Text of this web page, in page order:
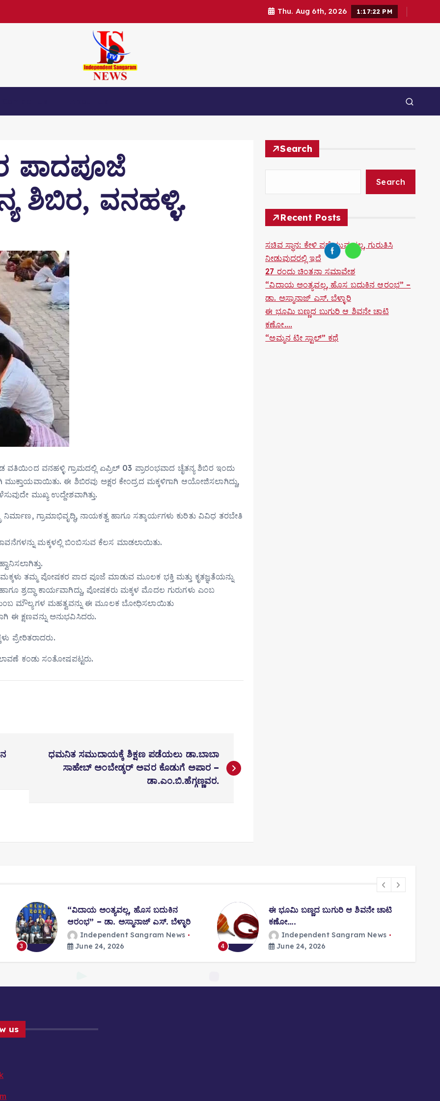
Thu. Aug 6th, 2026 1:17:23 PM
ಪಾದಪೂಜೆ
ಶಿಬಿರ, ವನಹಳ್ಳಿ.
ವನಹಳ್ಳಿ ಗ್ರಾಮದಲ್ಲಿ ಏಪ್ರಿಲ್‍ 03 ಪ್ರಾರಂಭವಾದ ಚೈತನ್ಯ ಶಿಬಿರ ಇಂದು
ಈ ಶಿಬಿರವು ಅಕ್ಷರ ಕೇಂದ್ರದ ಮಕ್ಕಳಿಗಾಗಿ ಆಯೋಜಿಸಲಾಗಿದ್ದು,
ಮುಖ್ಯ ಉದ್ದೇಶವಾಗಿತ್ತು.
ಗ್ರಾಮಾಭಿವೃದ್ಧಿ, ನಾಯಕತ್ವ ಹಾಗೂ ಸತ್ಕಾರ್ಯಗಳು ಕುರಿತು ವಿವಿಧ ತರಬೇತಿ
ಮಕ್ಕಳಲ್ಲಿ ಬಿಂಬಿಸುವ ಕೆಲಸ ಮಾಡಲಾಯಿತು.
ತಮ್ಮ ಪೋಷಕರ ಪಾದ ಪೂಜೆ ಮಾಡುವ ಮೂಲಕ ಭಕ್ತಿ ಮತ್ತು ಕೃತಜ್ಞತೆಯನ್ನು
ಶ್ರದ್ಧಾ ಕಾರ್ಯವಾಗಿದ್ದು, ಪೋಷಕರು ಮಕ್ಕಳ ಮೊದಲ ಗುರುಗಳು ಎಂಬ
ಮೌಲ್ಯಗಳ ಮಹತ್ವವನ್ನು ಈ ಮೂಲಕ ಬೋಧಿಸಲಾಯಿತು
ಈ ಕ್ಷಣವನ್ನು ಅನುಭವಿಸಿದರು.
ಪ್ರೇರಿತರಾದರು.
ಕಂಡು ಸಂತೋಷಪಟ್ಟರು.
ಧಮನಿತ ಸಮುದಾಯಕ್ಕೆ ಶಿಕ್ಷಣ ಪಡೆಯಲು ಡಾ.ಬಾಬಾ
ಸಾಹೇಬ್ ಅಂಬೇಡ್ಕರ್ ಅವರ ಕೊಡುಗೆ ಅಪಾರ –
ಡಾ.ಎಂ.ಬಿ.ಹೆಗ್ಗಣ್ಣವರ.
Search
Search
Recent Posts
ಸಚಿವ ಸ್ಥಾನ: ಕೇಳಿ ಪಡೆಯುವುದಲ್ಲ, ಗುರುತಿಸಿ
ನೀಡುವುದರಲ್ಲಿ ಇದೆ
27 ರಂದು ಚಿಂತನಾ ಸಮಾವೇಶ
“ವಿದಾಯ ಅಂತ್ಯವಲ್ಲ, ಹೊಸ ಬದುಕಿನ ಆರಂಭ” –
ಡಾ. ಅಸ್ಮಾನಾಜ್ ಎಸ್. ಬೆಳ್ಳಾರಿ
ಈ ಭೂಮಿ ಬಣ್ಣದ ಬುಗುರಿ ಆ ಶಿವನೇ ಚಾಟಿ
ಕಣೋ….
“ಅಮ್ಮನ ಟೀ ಸ್ಟಾಲ್” ಕಥೆ
3
“ವಿದಾಯ ಅಂತ್ಯವಲ್ಲ, ಹೊಸ ಬದುಕಿನ
ಆರಂಭ” – ಡಾ. ಅಸ್ಮಾನಾಜ್ ಎಸ್. ಬೆಳ್ಳಾರಿ
Independent Sangram News
June 24, 2026
4
ಈ ಭೂಮಿ ಬಣ್ಣದ ಬುಗುರಿ ಆ ಶಿವನೇ ಚಾಟಿ
ಕಣೋ….
Independent Sangram News
June 24, 2026
us